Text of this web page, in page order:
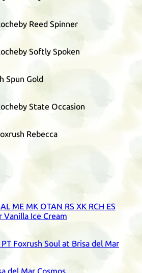
Reed Spinner
Softly Spoken
Spun Gold
State Occasion
Rebecca
AL ME MK OTAN RS XK RCH ES
Vanilla Ice Cream
PT Foxrush Soul at Brisa del Mar
del Mar Cosmos